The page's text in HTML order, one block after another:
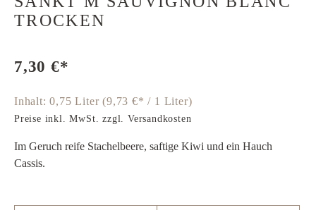
TROCKEN
7,30 €*
Inhalt:0,75 Liter(9,73 €* / 1 Liter)
Preise inkl. MwSt. zzgl. Versandkosten
Im Geruch reife Stachelbeere, saftige Kiwi und ein Hauch
Cassis.